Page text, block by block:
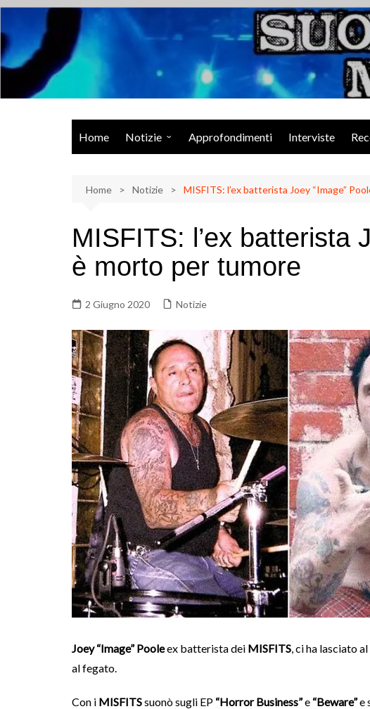
Salta
contenuto
Musica Rock, Metal, Punk e varie sonorità alternative
Home Notizie
Eventi
Libri
Approfondimenti Interviste
Home Notizie MISFITS: l’ex batterista Joey “Image”
MISFITS: l’ex batterista
è morto per tumore
2 Giugno 2020 Notizie
Joey “Image” Pooleex batterista dei MISFITS, ci ha lasciato
al fegato.
Con i MISFITSsuonò sugli EP “Horror Business”e “Beware”e